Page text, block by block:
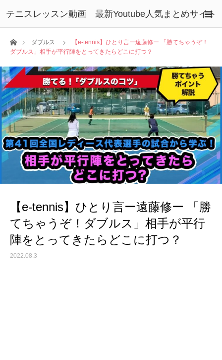
テニスレッスン動画 最新Youtube人気まとめサイト
ホームダブルス
【e-tennis】ひとり言ー遠藤修ー 「勝てちゃうぞ！
ダブルス」相手が平行陣をとってきたらどこに打つ？
【e-tennis】ひとり言ー遠藤修ー 「勝
てちゃうぞ！ダブルス」相手が平行
陣をとってきたらどこに打つ？
2022.08.3